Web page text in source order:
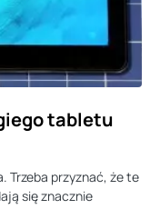
tabletu
Trzeba przyznać, że te
się znacznie